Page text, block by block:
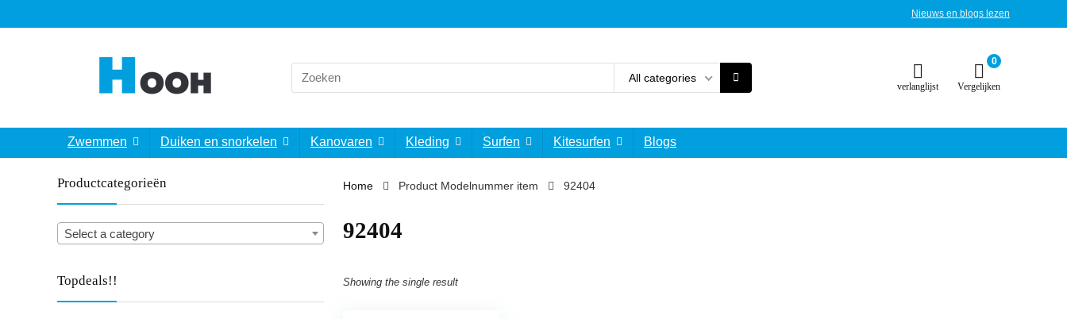
Nieuws en blogs lezen
Search
for:
All categories
verlanglijst
0
Vergelijken
Zwemmen Duiken en snorkelen Kanovaren Kleding Surfen Kitesurfen Blogs
Productcategorieën
Select a category
Topdeals!!
Home Product Modelnummer item ‎92404
‎92404
Showing the single result